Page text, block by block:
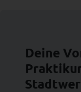
Deine